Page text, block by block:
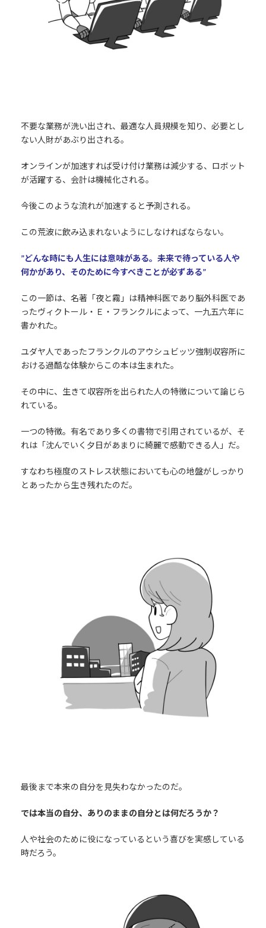
不要な業務が洗い出され、最適な人員規模を知り、必要とし
ない人財があぶり出される。
オンラインが加速すれば受け付け業務は減少する、ロボット
が活躍する、会計は機械化される。
今後このような流れが加速すると予測される。
この荒波に飲み込まれないようにしなければならない。
”どんな時にも人生には意味がある。未来で待っている人や
何かがあり、そのために今すべきことが必ずある”
この一節は、名著「夜と霧」は精神科医であり脳外科医であ
ったヴィクトール・Ｅ・フランクルによって、一九五六年に
書かれた。
ユダヤ人であったフランクルのアウシュビッツ強制収容所に
おける過酷な体験からこの本は生まれた。
その中に、生きて収容所を出られた人の特徴について論じら
れている。
一つの特徴。有名であり多くの書物で引用されているが、そ
れは「沈んでいく夕日があまりに綺麗で感動できる人」だ。
すなわち極度のストレス状態においても心の地盤がしっかり
とあったから生き残れたのだ。
最後まで本来の自分を見失わなかったのだ。
では本当の自分、ありのままの自分とは何だろうか？
人や社会のために役になっているという喜びを実感している
時だろう。